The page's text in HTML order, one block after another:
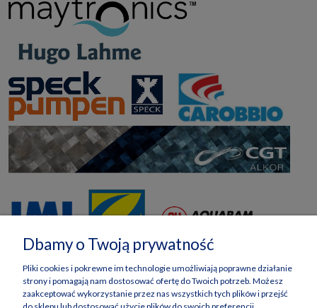
Dbamy o Twoją prywatność
Pliki cookies i pokrewne im technologie umożliwiają poprawne działanie
strony i pomagają nam dostosować ofertę do Twoich potrzeb. Możesz
zaakceptować wykorzystanie przez nas wszystkich tych plików i przejść